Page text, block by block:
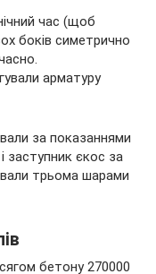
час (щоб
боків симетрично
арматуру
за показаннями
заступник єкос за
трьома шарами
бетону 270000